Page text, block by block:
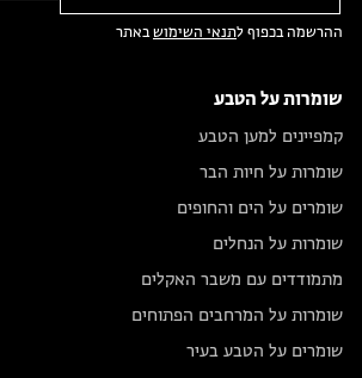
ההרשמה בכפוף לתנאי השימושבאתר
שומרות על הטבע
קמפיינים למען הטבע
שומרות על חיות הבר
שומרים על הים והחופים
שומרות על הנחלים
מתמודדים עם משבר האקלים
שומרות על המרחבים הפתוחים
שומרים על הטבע בעיר